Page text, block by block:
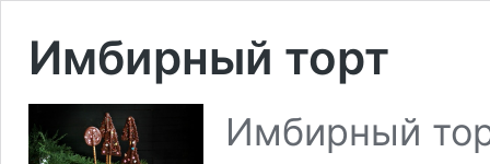
Имбирный торт
Имбирный